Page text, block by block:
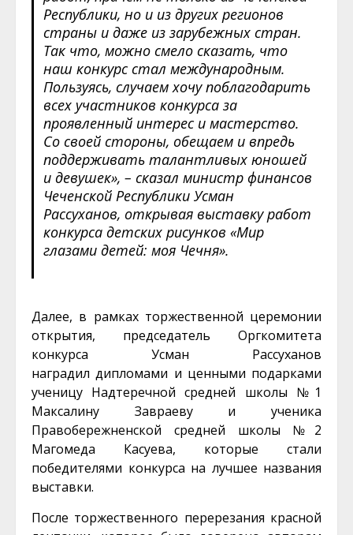
Республики, но и из других регионов
страны и даже из зарубежных стран.
Так что, можно смело сказать, что
наш конкурс стал международным.
Пользуясь, случаем хочу поблагодарить
всех участников конкурса за
проявленный интерес и мастерство.
Со своей стороны, обещаем и впредь
поддерживать талантливых юношей
и девушек», – сказал министр финансов
Чеченской Республики Усман
Рассуханов, открывая выставку работ
конкурса детских рисунков «Мир
глазами детей: моя Чечня».
Далее, в рамках торжественной церемонии
открытия, председатель Оргкомитета
конкурса Усман Рассуханов
наградил дипломами и ценными подарками
ученицу Надтеречной средней школы №1
Максалину Завраеву и ученика
Правобережненской средней школы №2
Магомеда Касуева, которые стали
победителями конкурса на лучшее названия
выставки.
После торжественного перерезания красной